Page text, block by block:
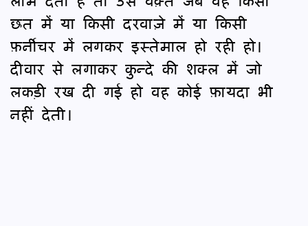
छत में या किसी दरवाज़े में या किसी
फ़र्नीचर में लगकर इस्तेमाल हो रही हो।
दीवार से लगाकर कुन्दे की शक्ल में जो
लकड़ी रख दी गई हो वह कोई फ़ायदा भी
नहीं देती।